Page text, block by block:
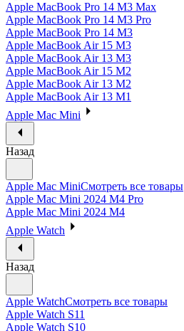
Apple MacBook Pro 14 M3 Max
Apple MacBook Pro 14 M3 Pro
Apple MacBook Pro 14 M3
Apple MacBook Air 15 M3
Apple MacBook Air 13 M3
Apple MacBook Air 15 M2
Apple MacBook Air 13 M2
Apple MacBook Air 13 M1
Apple Mac Mini
Назад
Apple Mac MiniСмотреть все товары
Apple Mac Mini 2024 M4 Pro
Apple Mac Mini 2024 M4
Apple Watch
Назад
Apple WatchСмотреть все товары
Apple Watch S11
Apple Watch S10